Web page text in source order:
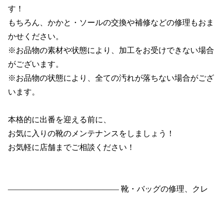
す！
もちろん、かかと・ソールの交換や補修などの修理もおま
かせください。
※お品物の素材や状態により、加工をお受けできない場合
がございます。
※お品物の状態により、全ての汚れが落ちない場合がござ
います。
本格的に出番を迎える前に、
お気に入りの靴のメンテナンスをしましょう！
お気軽に店舗までご相談ください！
―――――――――――――― 靴・バッグの修理、クレ